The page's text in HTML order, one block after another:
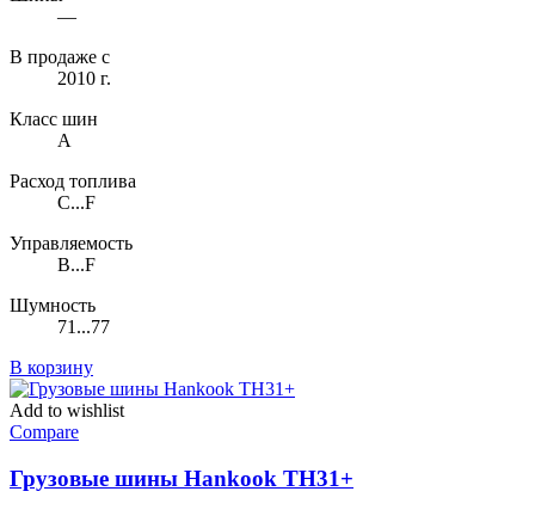
—
В продаже с
2010 г.
Класс шин
A
Расход топлива
C...F
Управляемость
B...F
Шумность
71...77
В корзину
Add to wishlist
Compare
Грузовые шины Hankook TH31+